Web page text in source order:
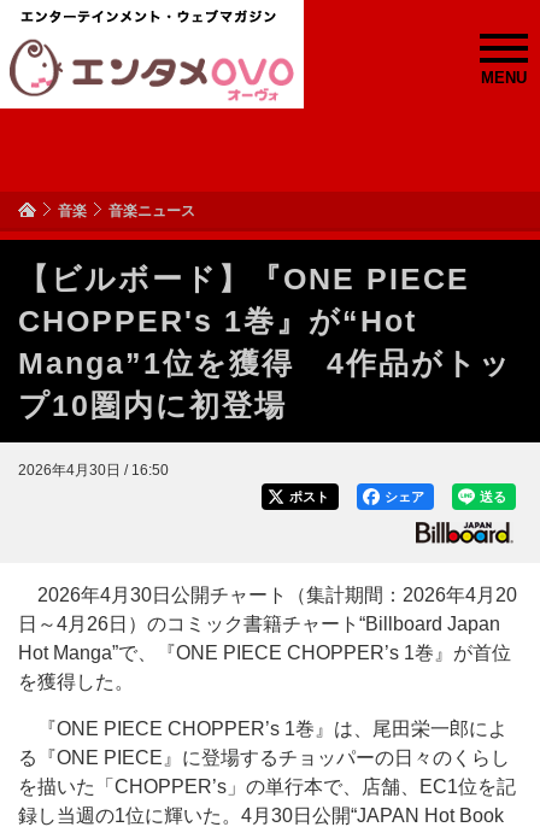
MENU
音楽 音楽ニュース
【ビルボード】『ONE PIECE
CHOPPER's 1巻』が“Hot
Manga”1位を獲得 4作品がトッ
プ10圏内に初登場
2026年4月30日 / 16:50
送る
シェア
ポスト
2026年4月30日公開チャート（集計期間：2026年4月20
日～4月26日）のコミック書籍チャート“Billboard Japan
Hot Manga”で、『ONE PIECE CHOPPER’s 1巻』が首位
を獲得した。
『ONE PIECE CHOPPER’s 1巻』は、尾田栄一郎によ
る『ONE PIECE』に登場するチョッパーの日々のくらし
を描いた「CHOPPER’s」の単行本で、店舗、EC1位を記
録し当週の1位に輝いた。4月30日公開“JAPAN Hot Book